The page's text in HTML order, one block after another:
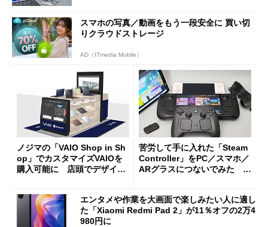
スマホの写真／動画をもう一段安全に 買い切
りクラウドストレージ
AD（ITmedia Mobile）
ノジマの「VAIO Shop in Sh
op」でカスタマイズVAIOを
購入可能に 店頭でデザイン
苦労して手に入れた「Steam
Controller」をPC／スマホ／
ARグラスにつないでみた ゲ
エンタメや作業を大画面で楽しみたい人に適し
た「Xiaomi Redmi Pad 2」が11％オフの2万4
980円に